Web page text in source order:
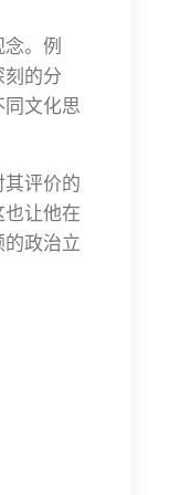
。例
的分
文化思
评价的
让他在
政治立